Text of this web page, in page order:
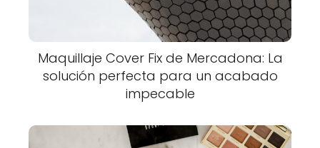
Maquillaje Cover Fix de Mercadona: La
solución perfecta para un acabado
impecable